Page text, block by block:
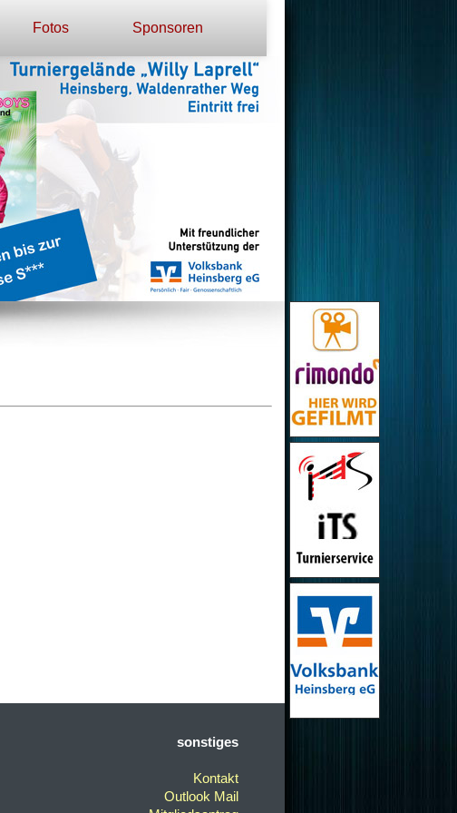
Fotos Sponsoren
sonstiges
Kontakt
Outlook Mail